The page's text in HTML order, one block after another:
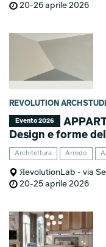
20-26 aprile 2026
REVOLUTION
Evento 2026
Design e forme
Architettura Arredo
ЯevolutionLab - via
20-25 aprile 2026